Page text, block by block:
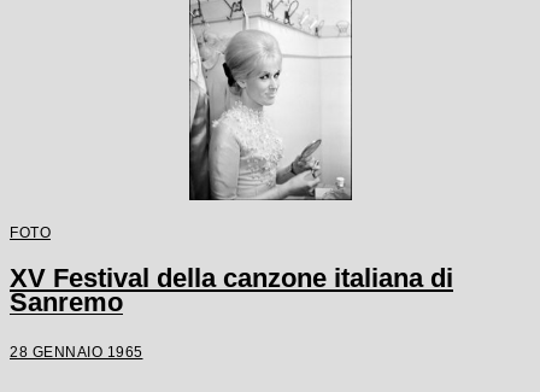
FOTO
XV Festival della canzone italiana di
Sanremo
28 GENNAIO 1965